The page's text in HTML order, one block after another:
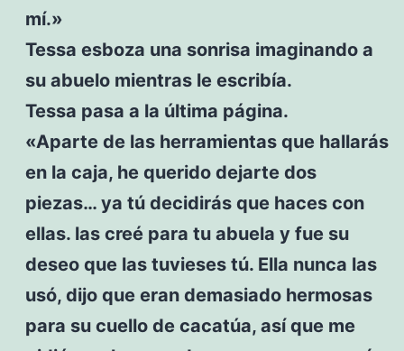
mí.»
Tessa esboza una sonrisa imaginando a
su abuelo mientras le escribía.
Tessa pasa a la última página.
«Aparte de las herramientas que hallarás
en la caja, he querido dejarte dos
piezas… ya tú decidirás que haces con
ellas. las creé para tu abuela y fue su
deseo que las tuvieses tú. Ella nunca las
usó, dijo que eran demasiado hermosas
para su cuello de cacatúa, así que me